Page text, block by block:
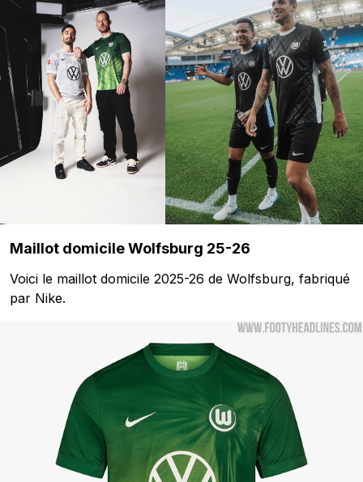
Maillot domicile Wolfsburg 25-26
Voici le maillot domicile 2025-26 de Wolfsburg, fabriqué
par Nike.